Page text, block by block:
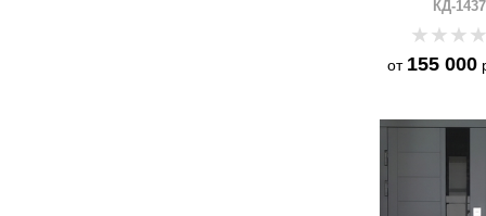
КД-1437
от 155 000